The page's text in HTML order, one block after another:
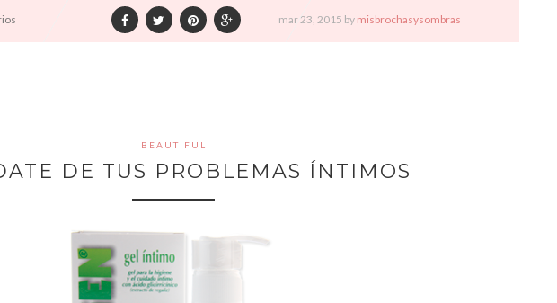
mar23, 2015 by misbrochasysombras
BEAUTIFUL
DE TUS PROBLEMAS ÍNTIMOS